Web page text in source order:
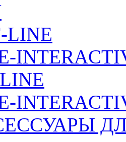
LINE